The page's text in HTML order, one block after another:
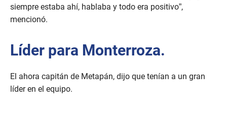
siempre estaba ahí, hablaba y todo era positivo”,
mencionó.
Líder para Monterroza.
El ahora capitán de Metapán, dijo que tenían a un gran
líder en el equipo.